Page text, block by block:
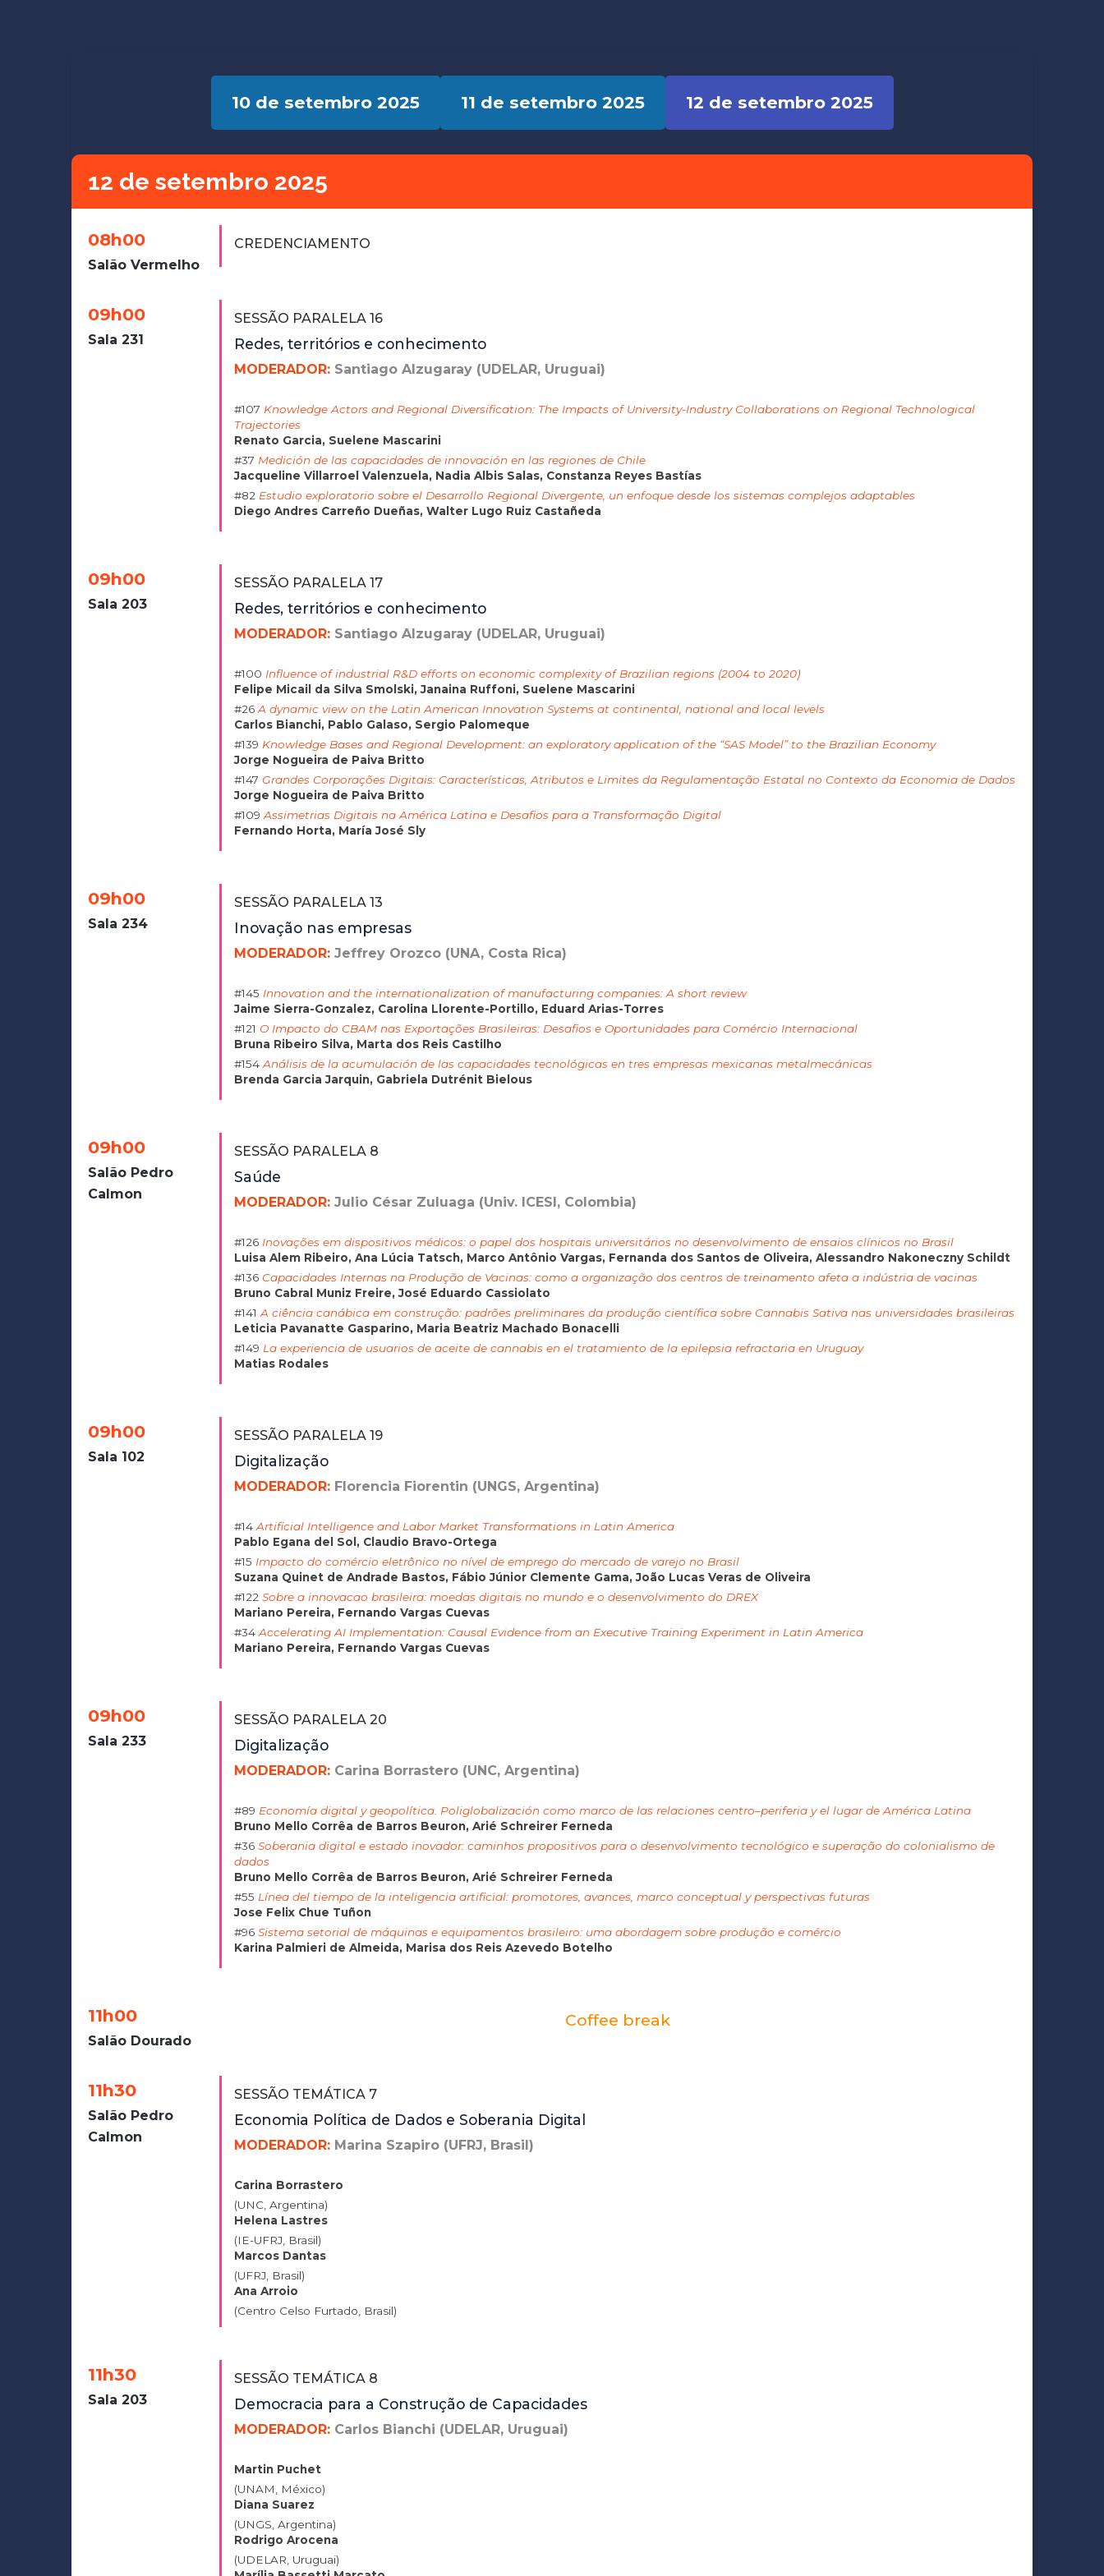
10 de setembro 2025 11 de setembro 2025 12 de setembro 2025
12 de setembro 2025
08h00
Salão Vermelho
CREDENCIAMENTO
09h00
Sala 231
SESSÃO PARALELA 16
Redes, territórios e conhecimento
MODERADOR: Santiago Alzugaray (UDELAR, Uruguai)
#107 Knowledge Actors and Regional Diversification: The Impacts of University-Industry Collaborations on Regional Technological
Trajectories
Renato Garcia, Suelene Mascarini
#37 Medición de las capacidades de innovación en las regiones de Chile
Jacqueline Villarroel Valenzuela, Nadia Albis Salas, Constanza Reyes Bastías
#82 Estudio exploratorio sobre el Desarrollo Regional Divergente, un enfoque desde los sistemas complejos adaptables
Diego Andres Carreño Dueñas, Walter Lugo Ruiz Castañeda
09h00
Sala 203
SESSÃO PARALELA 17
Redes, territórios e conhecimento
MODERADOR: Santiago Alzugaray (UDELAR, Uruguai)
#100 Influence of industrial R&D efforts on economic complexity of Brazilian regions (2004 to 2020)
Felipe Micail da Silva Smolski, Janaina Ruffoni, Suelene Mascarini
#26 A dynamic view on the Latin American Innovation Systems at continental, national and local levels
Carlos Bianchi, Pablo Galaso, Sergio Palomeque
#139 Knowledge Bases and Regional Development: an exploratory application of the “SAS Model” to the Brazilian Economy
Jorge Nogueira de Paiva Britto
#147 Grandes Corporações Digitais: Características, Atributos e Limites da Regulamentação Estatal no Contexto da Economia de Dados
Jorge Nogueira de Paiva Britto
#109 Assimetrias Digitais na América Latina e Desafios para a Transformação Digital
Fernando Horta, María José Sly
09h00
Sala 234
SESSÃO PARALELA 13
Inovação nas empresas
MODERADOR: Jeffrey Orozco (UNA, Costa Rica)
#145 Innovation and the internationalization of manufacturing companies: A short review
Jaime Sierra-Gonzalez, Carolina Llorente-Portillo, Eduard Arias-Torres
#121 O Impacto do CBAM nas Exportações Brasileiras: Desafios e Oportunidades para Comércio Internacional
Bruna Ribeiro Silva, Marta dos Reis Castilho
#154 Análisis de la acumulación de las capacidades tecnológicas en tres empresas mexicanas metalmecánicas
Brenda Garcia Jarquin, Gabriela Dutrénit Bielous
09h00
Salão Pedro
Calmon
SESSÃO PARALELA 8
Saúde
MODERADOR: Julio César Zuluaga (Univ. ICESI, Colombia)
#126 Inovações em dispositivos médicos: o papel dos hospitais universitários no desenvolvimento de ensaios clínicos no Brasil
Luisa Alem Ribeiro, Ana Lúcia Tatsch, Marco Antônio Vargas, Fernanda dos Santos de Oliveira, Alessandro Nakoneczny Schildt
#136 Capacidades Internas na Produção de Vacinas: como a organização dos centros de treinamento afeta a indústria de vacinas
Bruno Cabral Muniz Freire, José Eduardo Cassiolato
#141 A ciência canábica em construção: padrões preliminares da produção científica sobre Cannabis Sativa nas universidades brasileiras
Leticia Pavanatte Gasparino, Maria Beatriz Machado Bonacelli
#149 La experiencia de usuarios de aceite de cannabis en el tratamiento de la epilepsia refractaria en Uruguay
Matias Rodales
09h00
Sala 102
SESSÃO PARALELA 19
Digitalização
MODERADOR: Florencia Fiorentin (UNGS, Argentina)
#14 Artificial Intelligence and Labor Market Transformations in Latin America
Pablo Egana del Sol, Claudio Bravo-Ortega
#15 Impacto do comércio eletrônico no nível de emprego do mercado de varejo no Brasil
Suzana Quinet de Andrade Bastos, Fábio Júnior Clemente Gama, João Lucas Veras de Oliveira
#122 Sobre a innovacao brasileira: moedas digitais no mundo e o desenvolvimento do DREX
Mariano Pereira, Fernando Vargas Cuevas
#34 Accelerating AI Implementation: Causal Evidence from an Executive Training Experiment in Latin America
Mariano Pereira, Fernando Vargas Cuevas
09h00
Sala 233
SESSÃO PARALELA 20
Digitalização
MODERADOR: Carina Borrastero (UNC, Argentina)
#89 Economía digital y geopolítica. Poliglobalización como marco de las relaciones centro–periferia y el lugar de América Latina
Bruno Mello Corrêa de Barros Beuron, Arié Schreirer Ferneda
#36 Soberania digital e estado inovador: caminhos propositivos para o desenvolvimento tecnológico e superação do colonialismo de
dados
Bruno Mello Corrêa de Barros Beuron, Arié Schreirer Ferneda
#55 Línea del tiempo de la inteligencia artificial: promotores, avances, marco conceptual y perspectivas futuras
Jose Felix Chue Tuñon
#96 Sistema setorial de máquinas e equipamentos brasileiro: uma abordagem sobre produção e comércio
Karina Palmieri de Almeida, Marisa dos Reis Azevedo Botelho
11h00
Salão Dourado
Coffee break
11h30
Salão Pedro
Calmon
SESSÃO TEMÁTICA 7
Economia Política de Dados e Soberania Digital
MODERADOR: Marina Szapiro (UFRJ, Brasil)
Carina Borrastero
(UNC, Argentina)
Helena Lastres
(IE-UFRJ, Brasil)
Marcos Dantas
(UFRJ, Brasil)
Ana Arroio
(Centro Celso Furtado, Brasil)
11h30
Sala 203
SESSÃO TEMÁTICA 8
Democracia para a Construção de Capacidades
MODERADOR: Carlos Bianchi (UDELAR, Uruguai)
Martin Puchet
(UNAM, México)
Diana Suarez
(UNGS, Argentina)
Rodrigo Arocena
(UDELAR, Uruguai)